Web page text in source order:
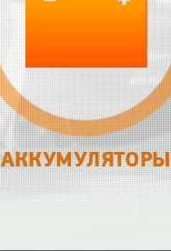
АККУМУЛЯТОРЫ